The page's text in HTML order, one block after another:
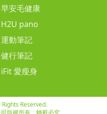
早安毛健康
H2U pano
運動筆記
健行筆記
iFit 愛瘦身
Reserved.
版權所有，轉載必究